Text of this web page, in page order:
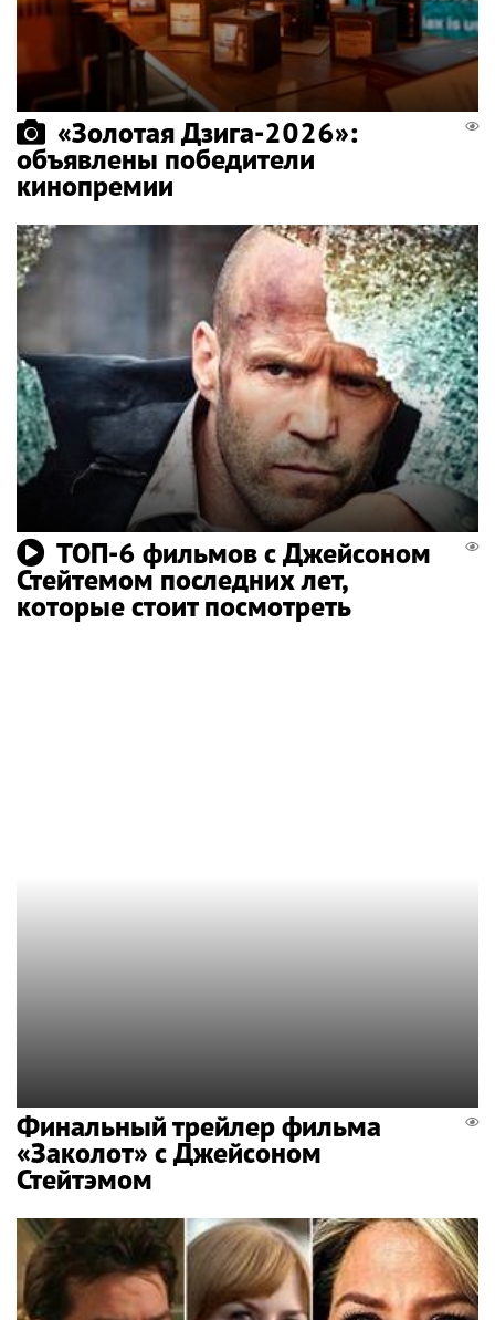
«Золотая Дзига-2026»:
объявлены победители
кинопремии
ТОП-6 фильмов с Джейсоном
Стейтемом последних лет,
которые стоит посмотреть
Финальный трейлер фильма
«Заколот» с Джейсоном
Стейтэмом